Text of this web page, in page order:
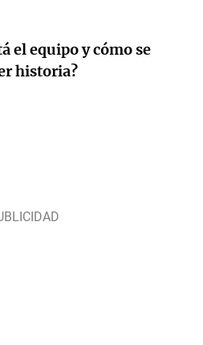
el equipo y cómo se
historia?